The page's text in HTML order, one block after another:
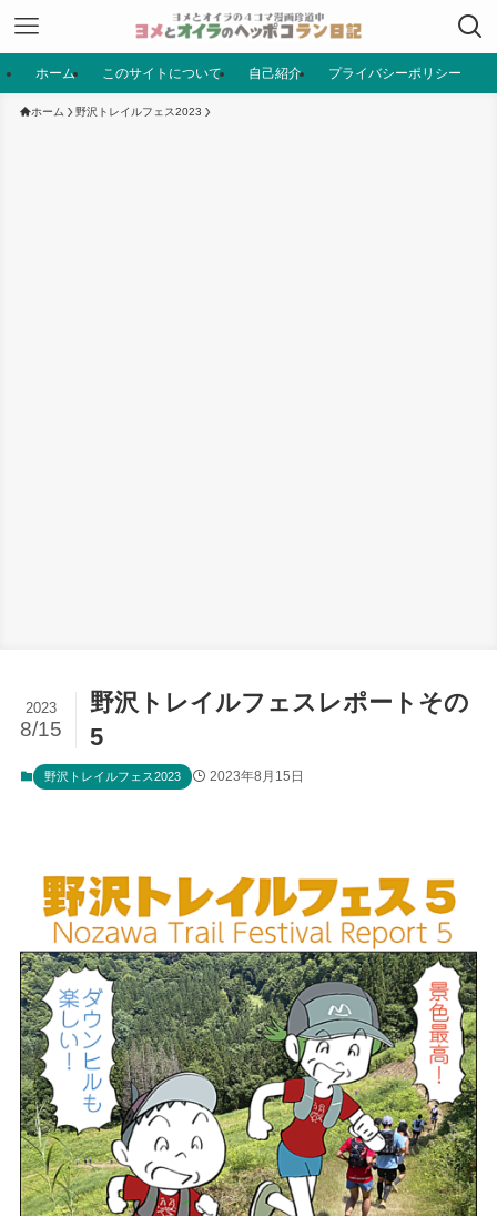
ホーム このサイトについて 自己紹介 プライバシーポリシー
ホーム 野沢トレイルフェス2023
野沢トレイルフェスレポートその
5
2023
8/15
野沢トレイルフェス2023 2023年8月15日